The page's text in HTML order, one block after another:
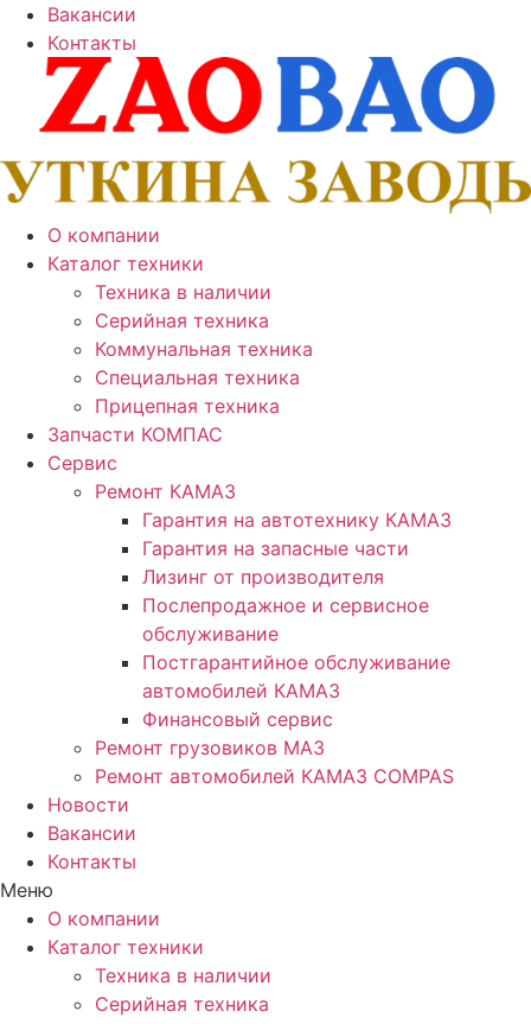
Вакансии
Контакты
О компании
Каталог техники
Техника в наличии
Серийная техника
Коммунальная техника
Специальная техника
Прицепная техника
Запчасти КОМПАС
Сервис
Ремонт КАМАЗ
Гарантия на автотехнику КАМАЗ
Гарантия на запасные части
Лизинг от производителя
Послепродажное и сервисное
обслуживание
Постгарантийное обслуживание
автомобилей КАМАЗ
Финансовый сервис
Ремонт грузовиков МАЗ
Ремонт автомобилей КАМАЗ COMPAS
Новости
Вакансии
Контакты
Меню
О компании
Каталог техники
Техника в наличии
Серийная техника